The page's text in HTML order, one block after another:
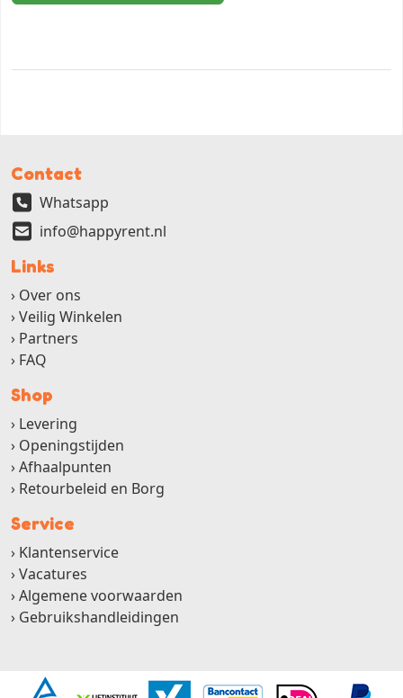
Contact
Whatsapp
info@happyrent.nl
Links
Over ons
Veilig Winkelen
Partners
FAQ
Shop
Levering
Openingstijden
Afhaalpunten
Retourbeleid en Borg
Service
Klantenservice
Vacatures
Algemene voorwaarden
Gebruikshandleidingen